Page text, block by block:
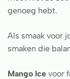
genoeg hebt.
Als smaak voor
smaken die
Mango Ice voor